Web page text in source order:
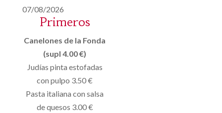
07/08/2026
Primeros
Canelones de la Fonda
(supl 4.00 €)
Judías pinta estofadas
con pulpo 3.50 €
Pasta italiana con salsa
de quesos 3.00 €